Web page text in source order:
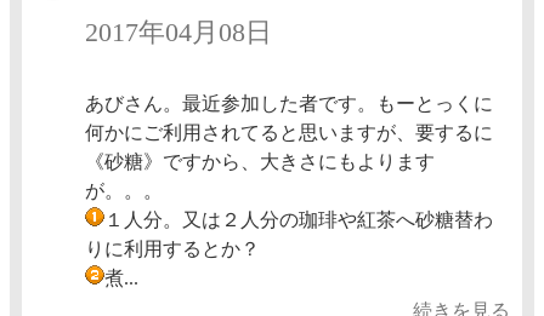
2017年04月08日
あびさん。最近参加した者です。もーとっくに
何かにご利用されてると思いますが、要するに
《砂糖》ですから、大きさにもよります
が。。。
１人分。又は２人分の珈琲や紅茶へ砂糖替わ
りに利用するとか？
煮...
続きを見る